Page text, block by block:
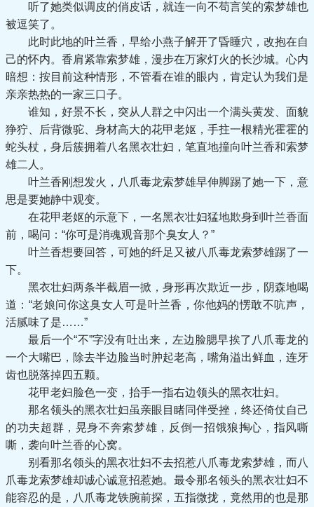
听了她类似调皮的俏皮话，就连一向不苟言笑的索梦雄也
被逗笑了。
此时此地的叶兰香，早给小燕子解开了昏睡穴，改抱在自
己的怀内。香肩紧靠索梦雄，漫步在万家灯火的长沙城。心内
暗想：按目前这种情形，不管看在谁的眼内，肯定认为我们是
亲亲热热的一家三口子。
谁知，好景不长，突从人群之中闪出一个满头黄发、面貌
狰狞、后背微驼、身材高大的花甲老妪，手拄一根精光霍霍的
蛇头杖，身后簇拥着八名黑衣壮妇，笔直地撞向叶兰香和索梦
雄二人。
叶兰香刚想发火，八爪毒龙索梦雄早伸脚踢了她一下，意
思是要她静中观变。
在花甲老妪的示意下，一名黑衣壮妇猛地欺身到叶兰香面
前，喝问：“你可是消魂观音那个臭女人？”
叶兰香想要回答，可她的纤足又被八爪毒龙索梦雄踢了一
下。
黑衣壮妇两条半截眉一掀，身形再次欺近一步，阴森地喝
道：“老娘问你这臭女人可是叶兰香，你他妈的愣敢不吭声，
活腻味了是……”
最后一个“不”字没有吐出来，左边脸腮早挨了八爪毒龙的
一个大嘴巴，除去半边脸当时肿起老高，嘴角溢出鲜血，连牙
齿也脱落掉四五颗。
花甲老妇脸色一变，抬手一指右边领头的黑衣壮妇。
那名领头的黑衣壮妇虽亲眼目睹同伴受挫，终还倚仗自己
的功夫超群，晃身不奔索梦雄，反倒一招饿狼掏心，指风嘶
嘶，袭向叶兰香的心窝。
别看那名领头的黑衣壮妇不去招惹八爪毒龙索梦雄，而八
爪毒龙索梦雄却诚心诚意招惹她。最令那名领头的黑衣壮妇不
能容忍的是，八爪毒龙铁腕前探，五指微拢，竟然用的也是那